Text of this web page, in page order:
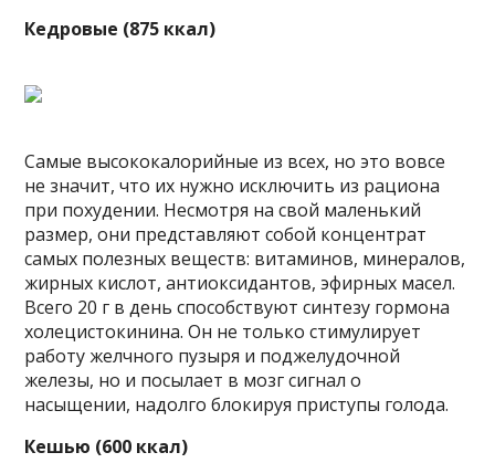
Кедровые (875 ккал)
Самые высококалорийные из всех, но это вовсе
не значит, что их нужно исключить из рациона
при похудении. Несмотря на свой маленький
размер, они представляют собой концентрат
самых полезных веществ: витаминов, минералов,
жирных кислот, антиоксидантов, эфирных масел.
Всего 20 г в день способствуют синтезу гормона
холецистокинина. Он не только стимулирует
работу желчного пузыря и поджелудочной
железы, но и посылает в мозг сигнал о
насыщении, надолго блокируя приступы голода.
Кешью (600 ккал)